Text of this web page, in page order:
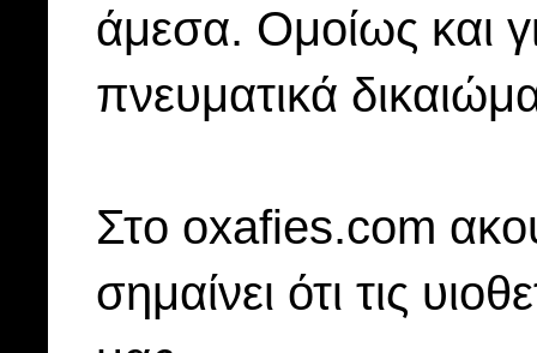
άμεσα. Ομοίως και
πνευματικά
Στo oxafies.com
σημαίνει ότι τις